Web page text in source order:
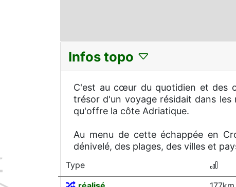
Infos topo
C'est au cœur du quotidien et des
trésor d'un voyage résidait dans
qu'offre la côte Adriatique.
Au menu de cette échappée en
dénivelé, des plages, des villes et
Type